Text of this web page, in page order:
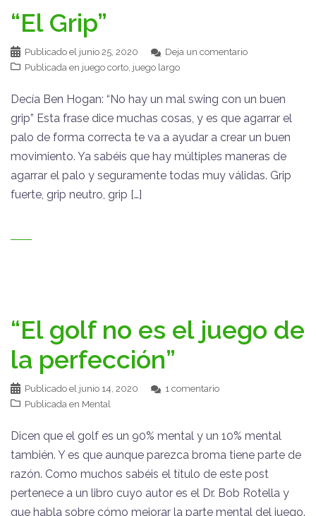
“El Grip”
Publicado el junio 25, 2020
Deja un comentario
Publicada en juego corto, juego largo
Decía Ben Hogan: “No hay un mal swing con un buen
grip” Esta frase dice muchas cosas, y es que agarrar el
palo de forma correcta te va a ayudar a crear un buen
movimiento. Ya sabéis que hay múltiples maneras de
agarrar el palo y seguramente todas muy válidas. Grip
fuerte, grip neutro, grip […]
“El golf no es el juego de
la perfección”
Publicado el junio 14, 2020
1 comentario
Publicada en Mental
Dicen que el golf es un 90% mental y un 10% mental
también. Y es que aunque parezca broma tiene parte de
razón. Como muchos sabéis el título de este post
pertenece a un libro cuyo autor es el Dr. Bob Rotella y
que habla sobre cómo mejorar la parte mental del juego.